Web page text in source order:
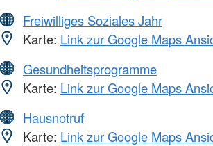
Freiwilliges Soziales Jahr
Karte: Link zur Google Maps
Gesundheitsprogramme
Karte: Link zur Google Maps
Hausnotruf
Karte: Link zur Google Maps